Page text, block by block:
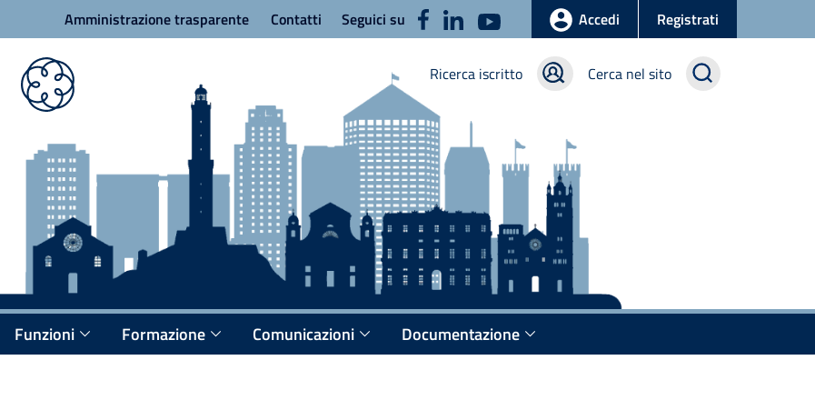
Amministrazione trasparente Contatti Seguici su Accedi Registrati
Ricerca iscritto Cerca nel sito
Funzioni Formazione Comunicazioni Documentazione